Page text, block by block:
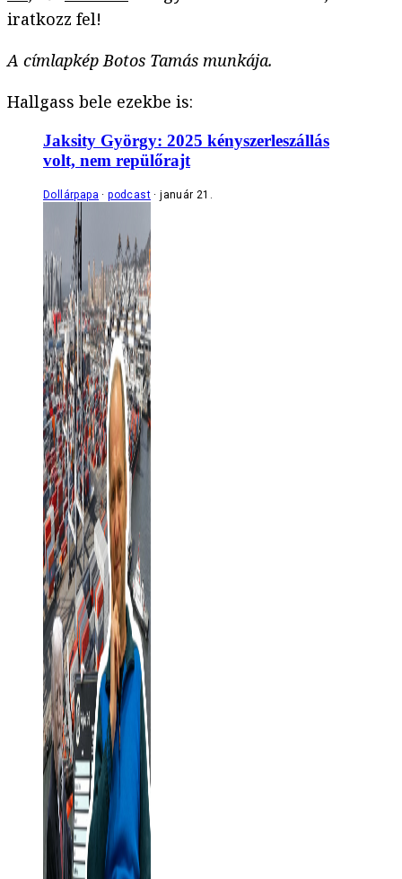
iratkozz fel!
A címlapkép Botos Tamás munkája.
Hallgass bele ezekbe is:
Jaksity György: 2025 kényszerleszállás
volt, nem repülőrajt
Dollárpapa podcast január 21.